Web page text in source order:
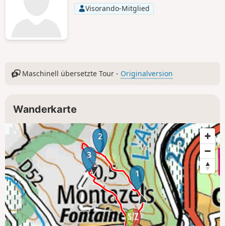
Visorando-Mitglied
Maschinell übersetzte Tour - Originalversion
Wanderkarte
1
2
3